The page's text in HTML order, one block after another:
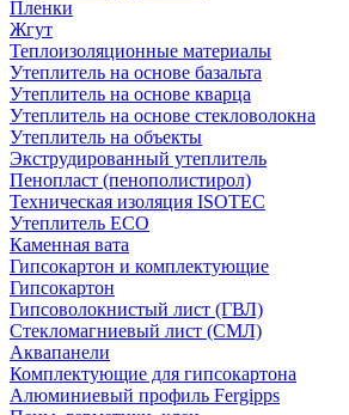
Пленки
Жгут
Теплоизоляционные материалы
Утеплитель на основе базальта
Утеплитель на основе кварца
Утеплитель на основе стекловолокна
Утеплитель на объекты
Экструдированный утеплитель
Пенопласт (пенополистирол)
Техническая изоляция ISOTEC
Утеплитель ECO
Каменная вата
Гипсокартон и комплектующие
Гипсокартон
Гипсоволокнистый лист (ГВЛ)
Стекломагниевый лист (СМЛ)
Аквапанели
Комплектующие для гипсокартона
Алюминиевый профиль Fergipps